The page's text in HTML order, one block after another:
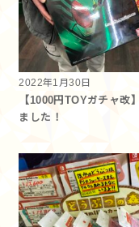
2022年1月30日
【1000円TOYガチャ改
ました！